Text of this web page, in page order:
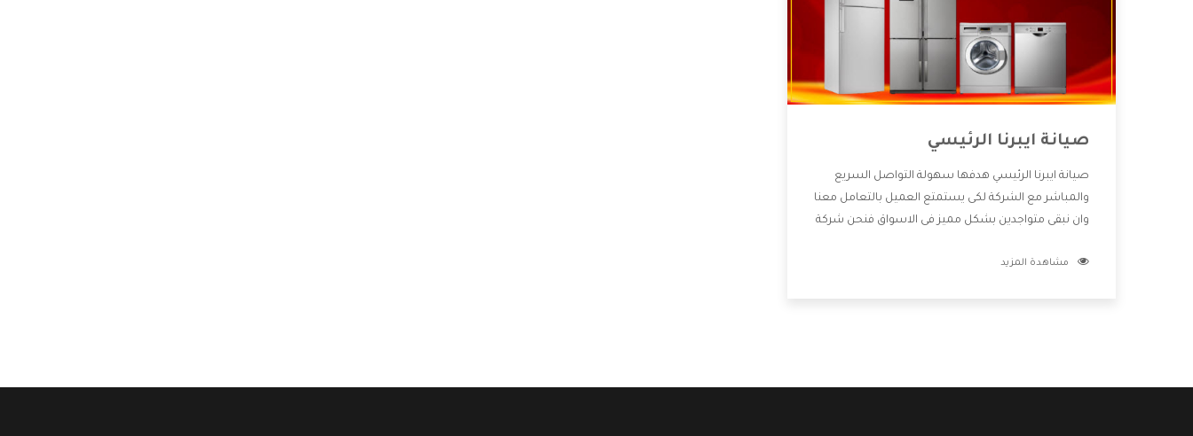
صيانة ايبرنا الرئيسي
صيانة ايبرنا الرئيسي هدفها سهولة التواصل السريع
والمباشر مع الشركة لكى يستمتع العميل بالتعامل معنا
وان نبقى متواجدين بشكل مميز فى الاسواق فنحن شركة
بالخدمات التى تنفرد الشركة بها والتى تكون منها خدمة
مشاهدة المزيد